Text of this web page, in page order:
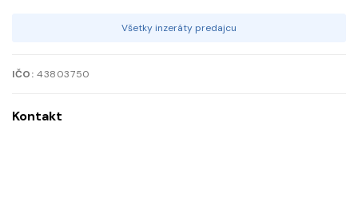
Všetky inzeráty predajcu
IČO: 43803750
Kontakt